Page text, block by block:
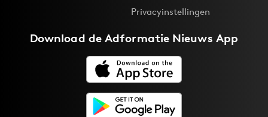
Privacyinstellingen
Download deAdformatie Nieuws App